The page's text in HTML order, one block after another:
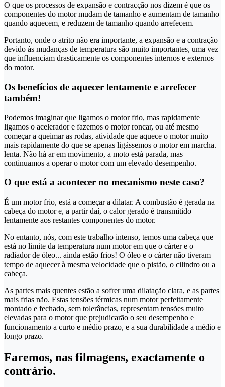
O que os processos de expansão e contracção nos dizem é que os
componentes do motor mudam de tamanho e aumentam de tamanho
quando aquecem, e reduzem de tamanho quando arrefecem.
Portanto, onde o atrito não era importante, a expansão e a contração
devido às mudanças de temperatura são muito importantes, uma vez
que influenciam drasticamente os componentes internos e externos
do motor.
Os benefícios de aquecer lentamente e arrefecer
também!
Podemos imaginar que ligamos o motor frio, mas rapidamente
ligamos o acelerador e fazemos o motor roncar, ou até mesmo
começar a queimar as rodas, atividade que aquece o motor muito
mais rapidamente do que se apenas ligássemos o motor em marcha.
lenta. Não há ar em movimento, a moto está parada, mas
continuamos a operar o motor com um elevado desempenho.
O que está a acontecer no mecanismo neste caso?
É um motor frio, está a começar a dilatar. A combustão é gerada na
cabeça do motor e, a partir daí, o calor gerado é transmitido
lentamente aos restantes componentes do motor.
No entanto, nós, com este trabalho intenso, temos uma cabeça que
está no limite da temperatura num motor em que o cárter e o
radiador de óleo... ainda estão frios! O óleo e o cárter não tiveram
tempo de aquecer à mesma velocidade que o pistão, o cilindro ou a
cabeça.
As partes mais quentes estão a sofrer uma dilatação clara, e as partes
mais frias não. Estas tensões térmicas num motor perfeitamente
montado e fechado, sem tolerâncias, representam tensões muito
elevadas para o motor que prejudicarão o seu desempenho e
funcionamento a curto e médio prazo, e a sua durabilidade a médio e
longo prazo.
Faremos, nas filmagens, exactamente o
contrário.